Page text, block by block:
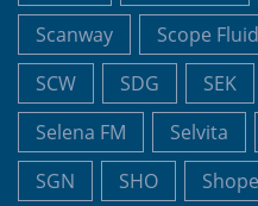
Scanway
Scope
SCW
SDG SEK
Selena FM
Selvita
SGN
SHO